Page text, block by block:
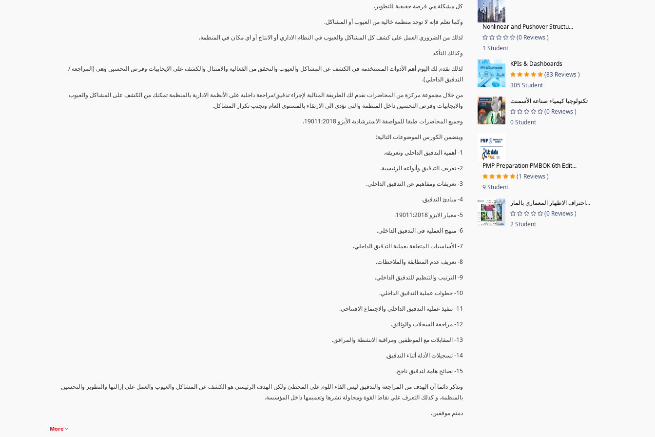
كل مشكلة هي فرصة حقيقية للتطوير.
وكما نعلم فإنه لا توجد منظمة خالية من العيوب أو المشاكل.
لذلك من الضروري العمل على كشف كل المشاكل والعيوب في النظام الاداري أو الانتاج أو اي مكان في المنظمة.
وكذلك التأكد
لذلك نقدم لك اليوم أهم الأدوات المستخدمة في الكشف عن المشاكل والعيوب والتحقق من الفعالية والامتثال والكشف على الايجابيات وفرص التحسين وهي (المراجعة /
التدقيق الداخلي).
من خلال مجموعة مركزة من المحاضرات نقدم لك الطريقة المثالية لإجراء تدقيق/مراجعة داخلية على الأنظمة الادارية بالمنظمة تمكنك من الكشف على المشاكل والعيوب
والايجابيات وفرص التحسين داخل المنظمة والتي تؤدي الي الارتقاء بالمستوي العام وتجنب تكرار المشاكل.
وجميع المحاضرات طبقا للمواصفة الاسترشادية الأيزو 19011:2018.
ويتضمن الكورس الموضوعات التالية:
1- أهمية التدقيق الداخلي وتعريفه.
2- تعريف التدقيق وأنواعه الرئيسية.
3- تعريفات ومفاهيم عن التدقيق الداخلي.
4- مبادئ التدقيق.
5- معيار الايزو 19011:2018.
6- منهج العملية في التدقيق الداخلي.
7- الأساسيات المتعلقة بعملية التدقيق الداخلي.
8- تعريف عدم المطابقة والملاحظات.
9- الترتيب والتنظيم للتدقيق الداخلي.
10- خطوات عملية التدقيق الداخلي.
11- تنفيذ عملية التدقيق الداخلي والاجتماع الافتتاحي.
12- مراجعة السجلات والوثائق.
13- المقابلات مع الموظفين ومراقبة الانشطة والمرافق.
14- تسجيلات الأدلة أثناء التدقيق.
15- نصائح هامة لتدقيق ناجح.
وتذكر دائما أن الهدف من المراجعة والتدقيق ليس القاء اللوم على المخطئ ولكن الهدف الرئيسي هو الكشف عن المشاكل والعيوب والعمل على إزالتها والتطوير والتحسين
بالمنظمة. و كذلك التعرف علي نقاط القوة ومحاولة نشرها وتعميمها داخل المؤسسة.
دمتم موفقين.
More
Nonlinear and Pushover Structu...
(0 Reviews )
1 Student
KPIs & Dashboards
(83 Reviews )
305 Student
تكنولوجيا كيمياء صناعة الأسمنت
(0 Reviews )
0 Student
PMP Preparation PMBOK 6th Edit...
(1 Reviews )
9 Student
احتراف الاظهار المعماري بالمار...
(0 Reviews )
2 Student